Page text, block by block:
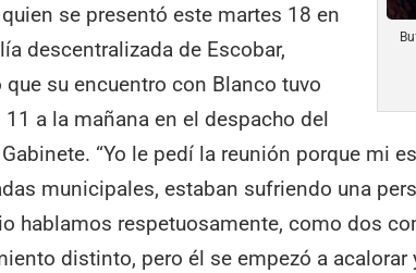
se presentó este martes 18 en
descentralizada de Escobar,
que su encuentro con Blanco tuvo
11 a la mañana en el despacho del
“Yo le pedí la reunión porque mi
municipales, estaban sufriendo una
hablamos respetuosamente, como dos
distinto, pero él se empezó a acalorar